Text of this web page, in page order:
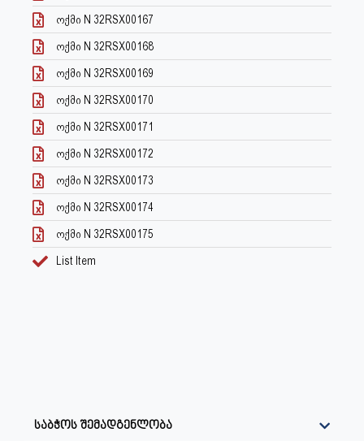
ოქმი N 32RSX00167
ოქმი N 32RSX00168
ოქმი N 32RSX00169
ოქმი N 32RSX00170
ოქმი N 32RSX00171
ოქმი N 32RSX00172
ოქმი N 32RSX00173
ოქმი N 32RSX00174
ოქმი N 32RSX00175
List Item
საბჭოს შემადგენლობა